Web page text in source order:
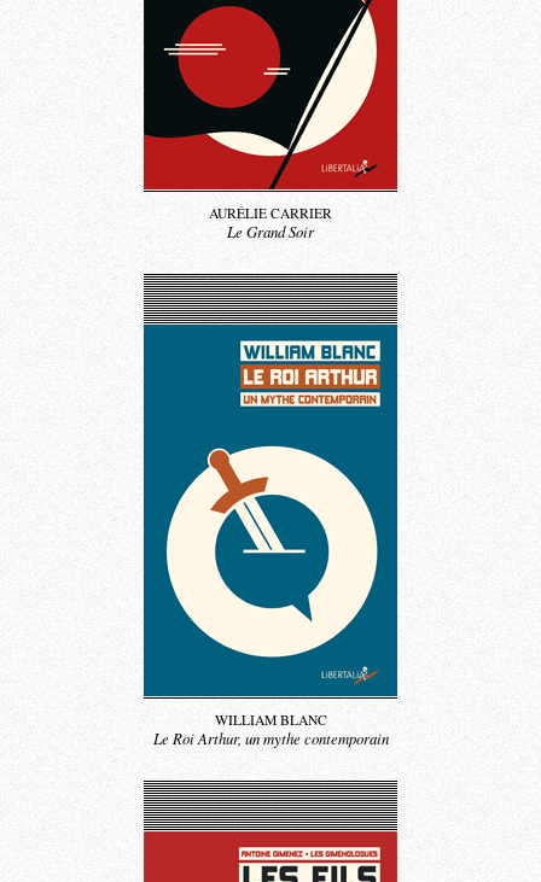
AURÉLIE CARRIER
Le Grand Soir
WILLIAM BLANC
Le Roi Arthur, un mythe contemporain